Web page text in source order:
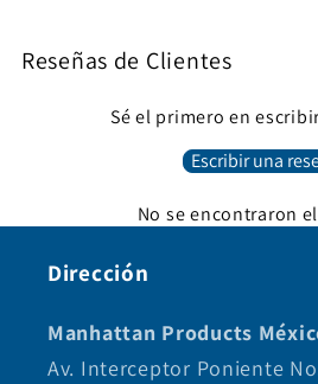
Reseñas de Clientes
Sé el primero en
Escribir una
No se encontraron
Dirección
Manhattan Products
Av. Interceptor Poniente